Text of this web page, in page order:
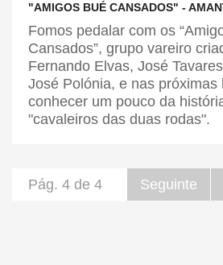
"AMIGOS BUÉ CANSADOS" -
Fomos pedalar com os
Cansados”, grupo vareiro
Fernando Elvas, José
José Polónia, e nas próximas
conhecer um pouco da
"cavaleiros das duas rodas".
Seguinte
Pág. 4 de 4